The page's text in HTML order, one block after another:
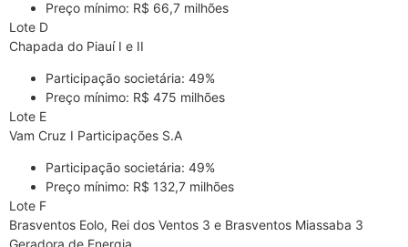
Preço mínimo: R$ 66,7 milhões
Lote D
Chapada do Piauí I e II
Participação societária: 49%
Preço mínimo: R$ 475 milhões
Lote E
Vam Cruz I Participações S.A
Participação societária: 49%
Preço mínimo: R$ 132,7 milhões
Lote F
Brasventos Eolo, Rei dos Ventos 3 e Brasventos Miassaba 3